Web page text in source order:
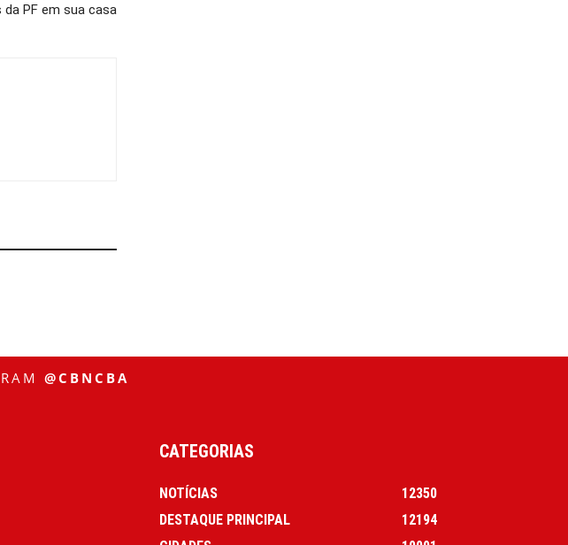
da PF em sua casa
@CBNCBA
CATEGORIAS
NOTÍCIAS
12350
DESTAQUE PRINCIPAL
12194